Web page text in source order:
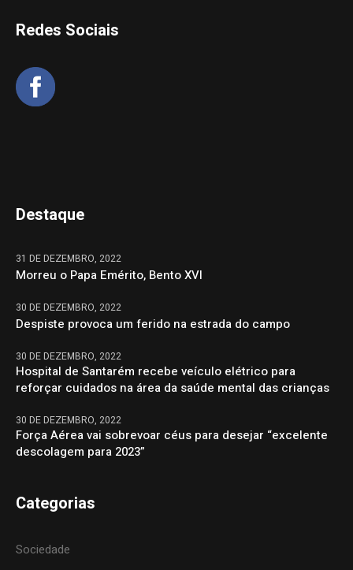
Redes Sociais
Destaque
31 DE DEZEMBRO, 2022
Morreu o Papa Emérito, Bento XVI
30 DE DEZEMBRO, 2022
Despiste provoca um ferido na estrada do campo
30 DE DEZEMBRO, 2022
Hospital de Santarém recebe veículo elétrico para
reforçar cuidados na área da saúde mental das crianças
30 DE DEZEMBRO, 2022
Força Aérea vai sobrevoar céus para desejar “excelente
descolagem para 2023”
Categorias
Sociedade